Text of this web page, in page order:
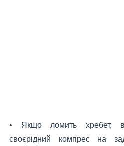
• Якщо ломить хребет,
своєрідний компрес на